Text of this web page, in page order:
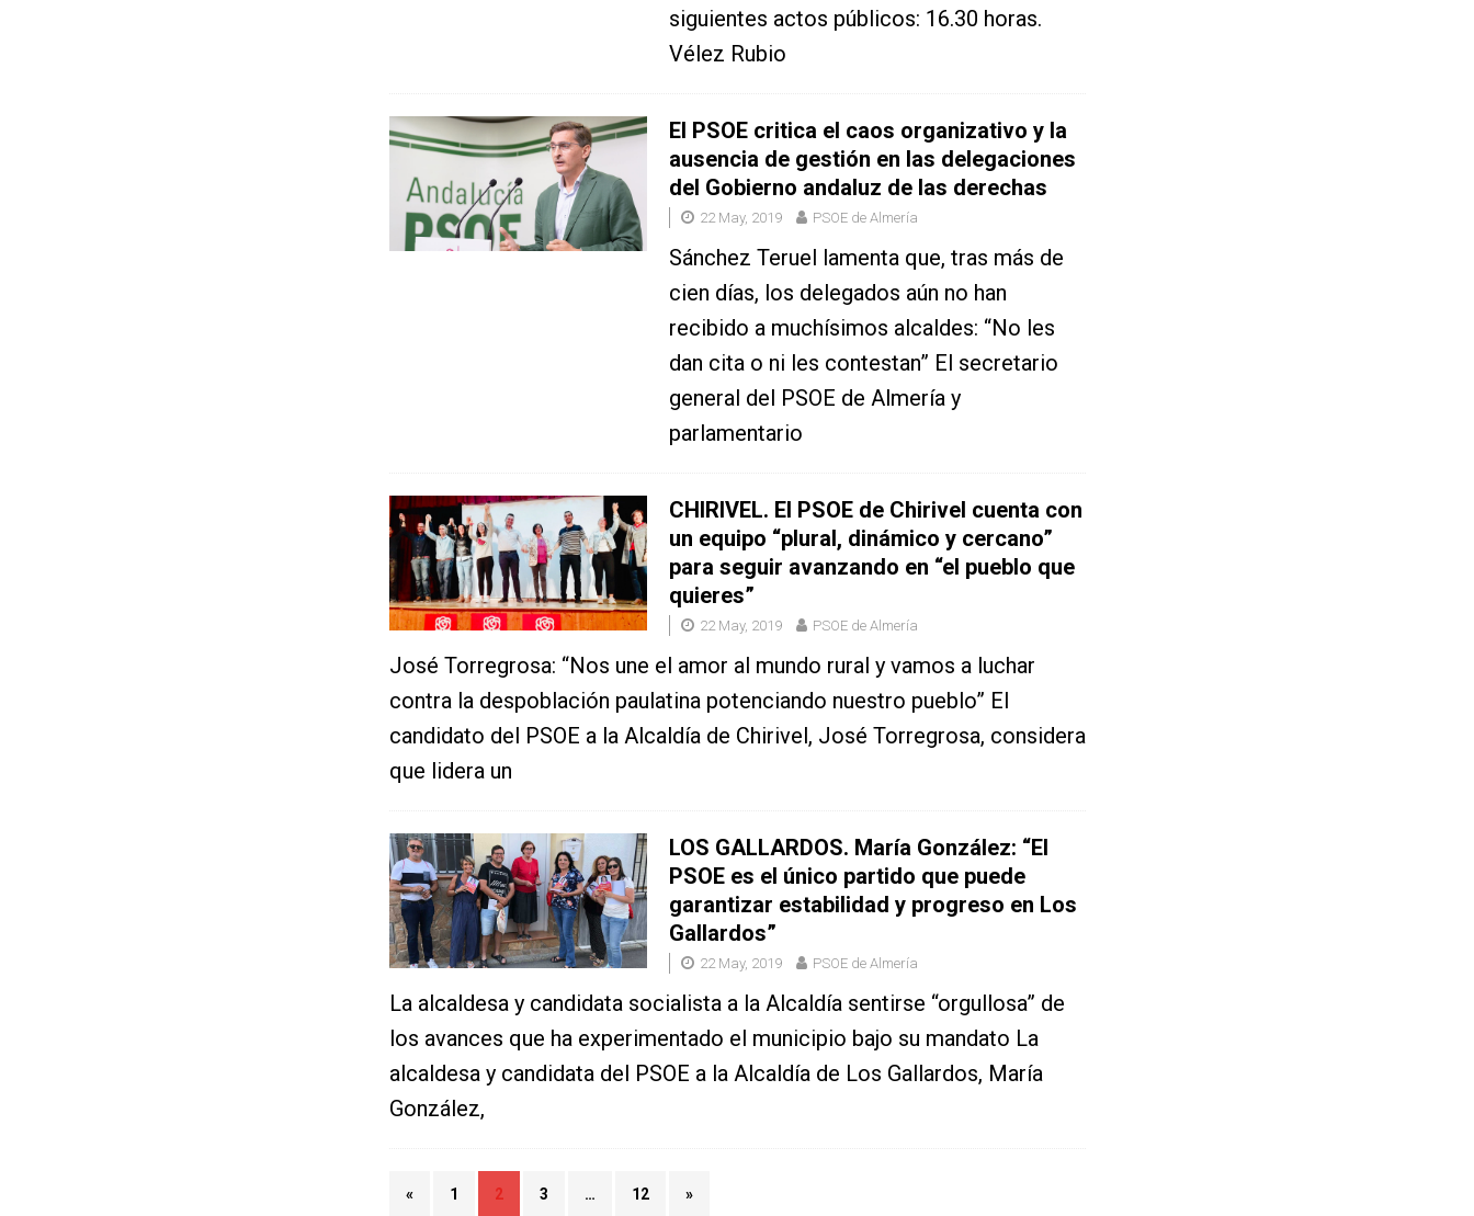
siguientes actos públicos: 16.30 horas.
Vélez Rubio
El PSOE critica el caos organizativo y la
ausencia de gestión en las delegaciones
del Gobierno andaluz de las derechas
22 May, 2019 PSOE de Almería
Sánchez Teruel lamenta que, tras más de
cien días, los delegados aún no han
recibido a muchísimos alcaldes: “No les
dan cita o ni les contestan” El secretario
general del PSOE de Almería y
parlamentario
CHIRIVEL. El PSOE de Chirivel cuenta con
un equipo “plural, dinámico y cercano”
para seguir avanzando en “el pueblo que
quieres”
22 May, 2019 PSOE de Almería
José Torregrosa: “Nos une el amor al mundo rural y vamos a luchar
contra la despoblación paulatina potenciando nuestro pueblo” El
candidato del PSOE a la Alcaldía de Chirivel, José Torregrosa, considera
que lidera un
LOS GALLARDOS. María González: “El
PSOE es el único partido que puede
garantizar estabilidad y progreso en Los
Gallardos”
22 May, 2019 PSOE de Almería
La alcaldesa y candidata socialista a la Alcaldía sentirse “orgullosa” de
los avances que ha experimentado el municipio bajo su mandato La
alcaldesa y candidata del PSOE a la Alcaldía de Los Gallardos, María
González,
« 1 2 3 … 12 »